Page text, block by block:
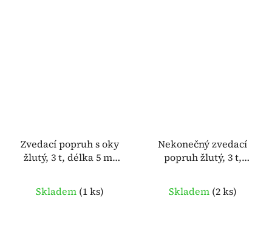
Zvedací popruh s oky
žlutý, 3 t, délka 5 m,
Skladem (1 ks)
Nekonečný zvedací
popruh žlutý, 3 t,
Skladem (2 ks)